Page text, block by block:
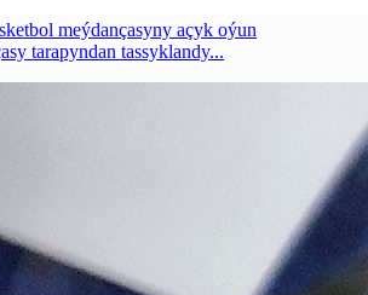
meýdançasyny açyk oýun
tarapyndan tassyklandy...